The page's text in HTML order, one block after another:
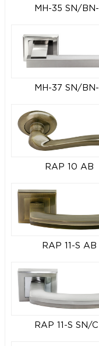
MH-35 SN/BN-
MH-37 SN/BN-
RAP 10 AB
RAP 11-S AB
RAP 11-S SN/